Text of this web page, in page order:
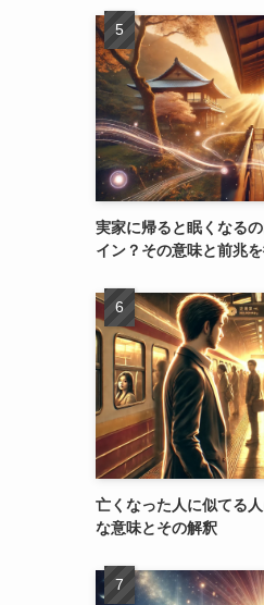
実家に帰ると眠くなる
イン？その意味と前兆
亡くなった人に似てる
な意味とその解釈